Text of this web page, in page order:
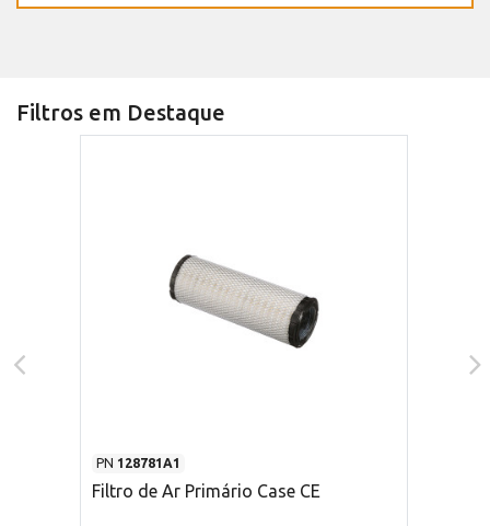
Filtros em Destaque
PN 128781A1
Filtro de Ar Primário Case CE